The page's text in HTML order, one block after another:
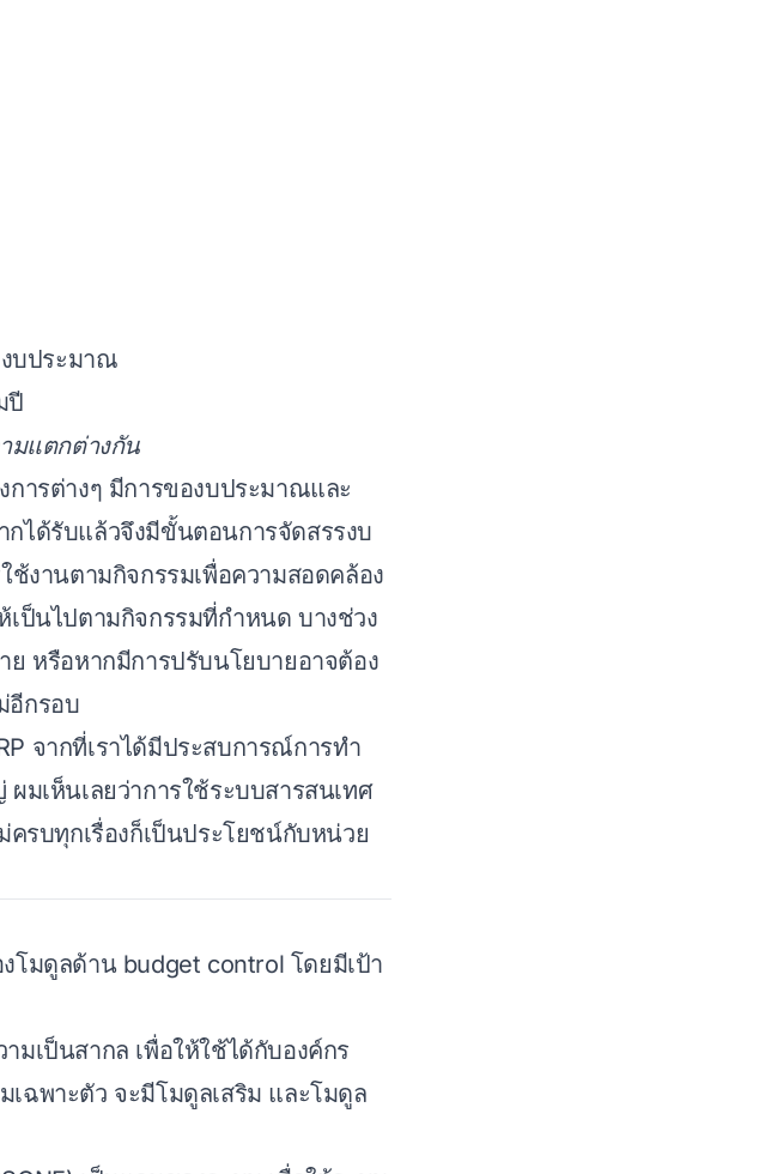
บประมาณ
ปี
มแตกต่างกัน
ารต่างๆ มีการของบประมาณและ
ได้รับแล้วจึงมีขั้นตอนการจัดสรรงบ
งานตามกิจกรรมเพื่อความสอดคล้อง
ป็นไปตามกิจกรรมที่กำหนด บางช่วง
หรือหากมีการปรับนโยบายอาจต้อง
อีกรอบ
จากที่เราได้มีประสบการณ์การทำ
มเห็นเลยว่าการใช้ระบบสารสนเทศ
ครบทุกเรื่องก็เป็นประโยชน์กับหน่วย
โมดูลด้าน budget control โดยมีเป้า
มเป็นสากล เพื่อให้ใช้ได้กับองค์กร
ฉพาะตัว จะมีโมดูลเสริม และโมดูล